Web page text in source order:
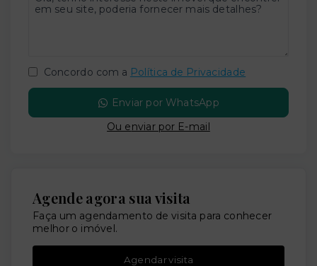
Concordo com a Política de Privacidade
Enviar por WhatsApp
Ou enviar por E-mail
Agende agora sua visita
Faça um agendamento de visita para conhecer
melhor o imóvel.
Agendar visita